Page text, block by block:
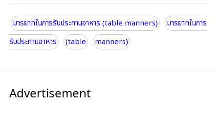
มารยาทในการรับประทานอาหาร (table manners)
มารยาทในการ
รับประทานอาหาร
(table manners)
Advertisement